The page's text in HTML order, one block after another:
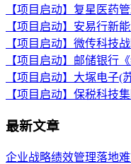
【项目启动】复星医药
【项目启动】安易行新
【项目启动】微传科技
【项目启动】邮储银行
【项目启动】大塚电子(
【项目启动】保税科技
最新文章
企业战略绩效管理落地